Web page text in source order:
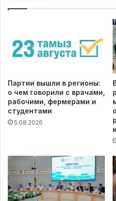
Партии вышли в регионы:
о чем говорили с врачами,
рабочими, фермерами и
студентами
5.08.2026